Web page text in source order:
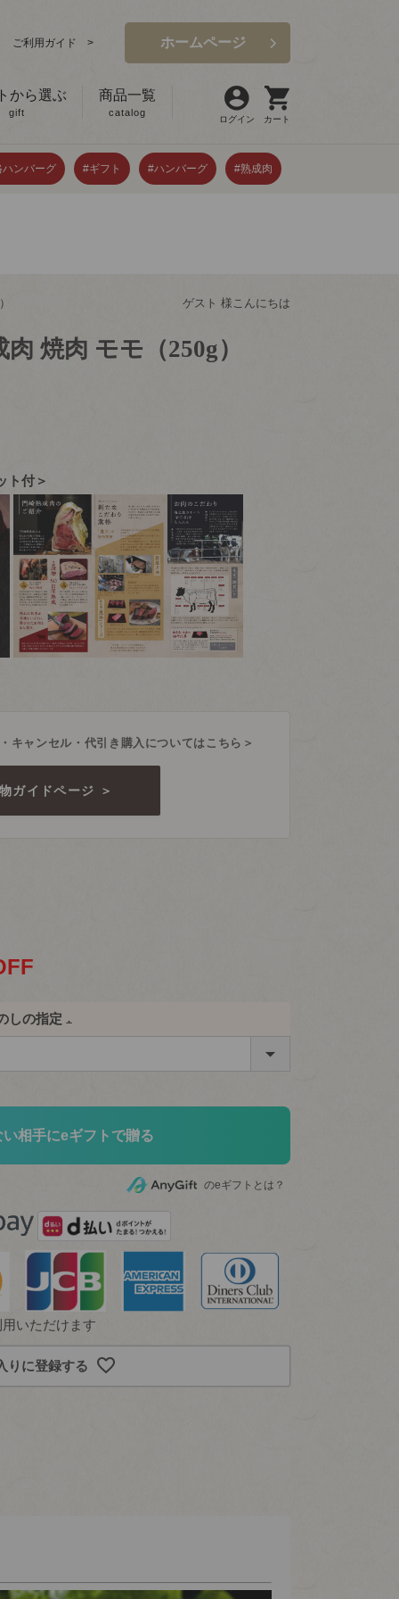
ご利用ガイド > ホームページ
から選ぶ
gift
商品一覧
catalog
ログイン カート
ハンバーグ #ギフト #ハンバーグ #熟成肉
ゲスト 様こんにちは
肉 焼肉 モモ（250g）
ト付＞
キャンセル・代引き購入についてはこちら＞
ガイドページ ＞
しの指定
相手にeギフトで贈る
のeギフトとは？
用いただけます
りに登録する